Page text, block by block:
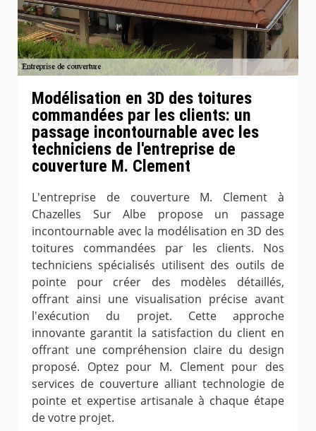
Modélisation en 3D des toitures
commandées par les clients: un
passage incontournable avec les
techniciens de l'entreprise de
couverture M. Clement
L'entreprise de couverture M. Clement à
Chazelles Sur Albe propose un passage
incontournable avec la modélisation en 3D des
toitures commandées par les clients. Nos
techniciens spécialisés utilisent des outils de
pointe pour créer des modèles détaillés,
offrant ainsi une visualisation précise avant
l'exécution du projet. Cette approche
innovante garantit la satisfaction du client en
offrant une compréhension claire du design
proposé. Optez pour M. Clement pour des
services de couverture alliant technologie de
pointe et expertise artisanale à chaque étape
de votre projet.